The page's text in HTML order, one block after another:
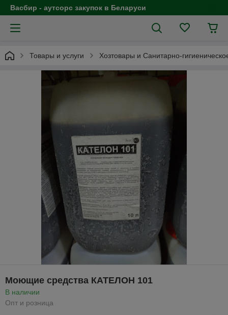
Васбир - аутсорс закупок в Беларуси
Товары и услуги Хозтовары и Санитарно-
Моющие средства КАТЕЛОН 101
В наличии
Опт и розница